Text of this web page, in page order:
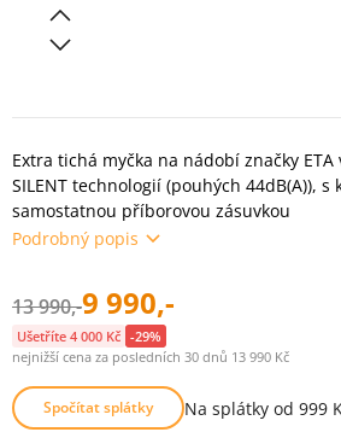
Extra tichá myčka na nádobí značky ETA
SILENT technologií (pouhých 44dB(A)), s
samostatnou příborovou zásuvkou
Podrobný popis
13 990,-9 990,-
Ušetříte 4 000 Kč -29%
nejnižší cena za posledních 30 dnů 13 990 Kč
Spočítat splátky Na splátky od 999